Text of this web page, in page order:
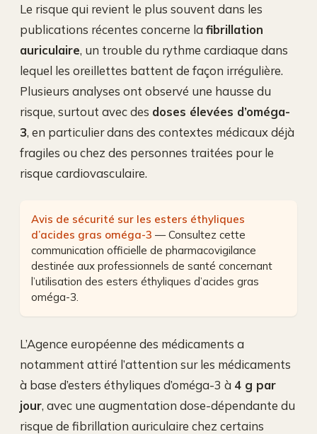
Le risque qui revient le plus souvent dans les
publications récentes concerne lafibrillation
auriculaire, un trouble du rythme cardiaque dans
lequel les oreillettes battent de façon irrégulière.
Plusieurs analyses ont observé une hausse du
risque, surtout avec des doses élevées d’oméga-
3, en particulier dans des contextes médicaux déjà
fragiles ou chez des personnes traitées pour le
risque cardiovasculaire.
Avis de sécurité sur les esters éthyliques
d’acides gras oméga-3 — Consultez cette
communication officielle de pharmacovigilance
destinée aux professionnels de santé concernant
l’utilisation des esters éthyliques d’acides gras
oméga-3.
L’Agence européenne des médicaments a
notamment attiré l’attention sur les médicaments
à base d’esters éthyliques d’oméga-3 à 4 g par
jour, avec une augmentation dose-dépendante du
risque de fibrillation auriculaire chez certains